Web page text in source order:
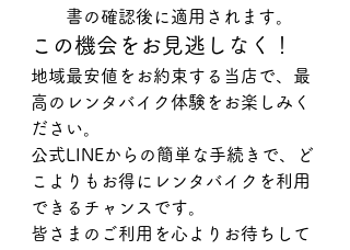
書の確認後に適用されます。
この機会をお見逃しなく！
地域最安値をお約束する当店で、最
高のレンタバイク体験をお楽しみく
ださい。
公式LINEからの簡単な手続きで、ど
こよりもお得にレンタバイクを利用
できるチャンスです。
皆さまのご利用を心よりお待ちして